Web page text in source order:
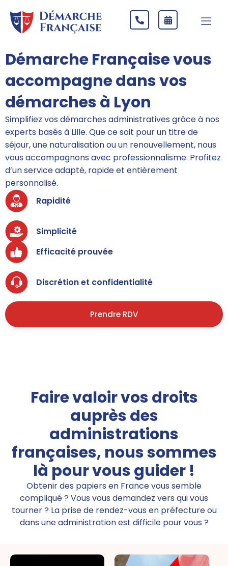
Démarche Française vous
accompagne dans vos
démarches à Lyon
Simplifiez vos démarches administratives grâce à nos
experts basés à Lille. Que ce soit pour un titre de
séjour, une naturalisation ou un renouvellement, nous
vous accompagnons avec professionnalisme. Profitez
d’un service adapté, rapide et entièrement
personnalisé.
Rapidité
Simplicité
Efficacité prouvée
Discrétion et confidentialité
Prendre RDV
Faire valoir vos droits
auprès des
administrations
françaises, nous sommes
là pour vous guider !
Obtenir des papiers en France vous semble
compliqué ? Vous vous demandez vers qui vous
tourner ? La prise de rendez-vous en préfecture ou
dans une administration est difficile pour vous ?